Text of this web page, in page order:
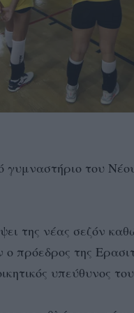
του
της νέας σεζόν
πρόεδρος της
υπεύθυνος